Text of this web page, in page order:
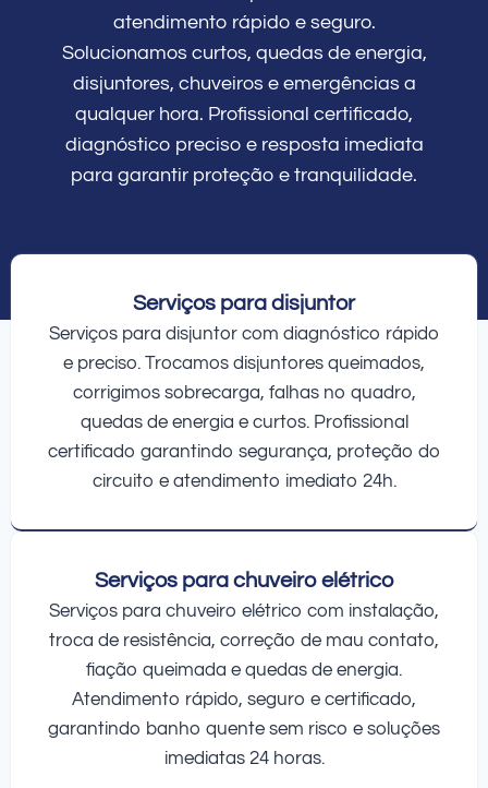
atendimento rápido e seguro.
Solucionamos curtos, quedas de energia,
disjuntores, chuveiros e emergências a
qualquer hora. Profissional certificado,
diagnóstico preciso e resposta imediata
para garantir proteção e tranquilidade.
Serviços para disjuntor
Serviços para disjuntor com diagnóstico rápido
e preciso. Trocamos disjuntores queimados,
corrigimos sobrecarga, falhas no quadro,
quedas de energia e curtos. Profissional
certificado garantindo segurança, proteção do
circuito e atendimento imediato 24h.
Serviços para chuveiro elétrico
Serviços para chuveiro elétrico com instalação,
troca de resistência, correção de mau contato,
fiação queimada e quedas de energia.
Atendimento rápido, seguro e certificado,
garantindo banho quente sem risco e soluções
imediatas 24 horas.